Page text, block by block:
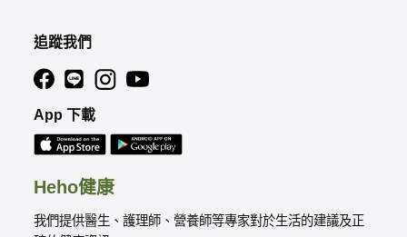
Heho健康
我們提供醫生、護理師、營養師等專家對於生活的建議及正
追蹤我們
App 下載